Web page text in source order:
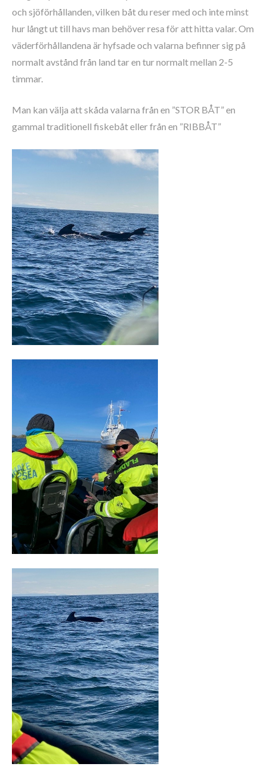
och sjöförhållanden, vilken båt du reser med och inte minst
hur långt ut till havs man behöver resa för att hitta valar. Om
väderförhållandena är hyfsade och valarna befinner sig på
normalt avstånd från land tar en tur normalt mellan 2-5
timmar.
Man kan välja att skåda valarna från en ”STOR BÅT” en
gammal traditionell fiskebåt eller från en ”RIBBÅT”